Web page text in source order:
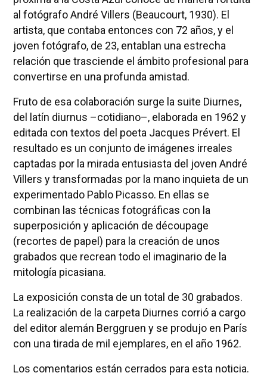
al fotógrafo André Villers (Beaucourt, 1930). El
artista, que contaba entonces con 72 años, y el
joven fotógrafo, de 23, entablan una estrecha
relación que trasciende el ámbito profesional para
convertirse en una profunda amistad.
Fruto de esa colaboración surge la suite Diurnes,
del latín diurnus –cotidiano–, elaborada en 1962 y
editada con textos del poeta Jacques Prévert. El
resultado es un conjunto de imágenes irreales
captadas por la mirada entusiasta del joven André
Villers y transformadas por la mano inquieta de un
experimentado Pablo Picasso. En ellas se
combinan las técnicas fotográficas con la
superposición y aplicación de découpage
(recortes de papel) para la creación de unos
grabados que recrean todo el imaginario de la
mitología picasiana.
La exposición consta de un total de 30 grabados.
La realización de la carpeta Diurnes corrió a cargo
del editor alemán Berggruen y se produjo en París
con una tirada de mil ejemplares, en el año 1962.
Los comentarios están cerrados para esta noticia.